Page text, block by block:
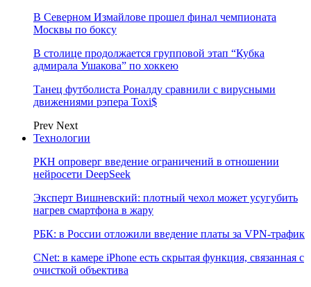
В Северном Измайлове прошел финал чемпионата
Москвы по боксу
В столице продолжается групповой этап “Кубка
адмирала Ушакова” по хоккею
Танец футболиста Роналду сравнили с вирусными
движениями рэпера Toxi$
Prev Next
Технологии
РКН опроверг введение ограничений в отношении
нейросети DeepSeek
Эксперт Вишневский: плотный чехол может усугубить
нагрев смартфона в жару
РБК: в России отложили введение платы за VPN-трафик
CNet: в камере iPhone есть скрытая функция, связанная с
очисткой объектива